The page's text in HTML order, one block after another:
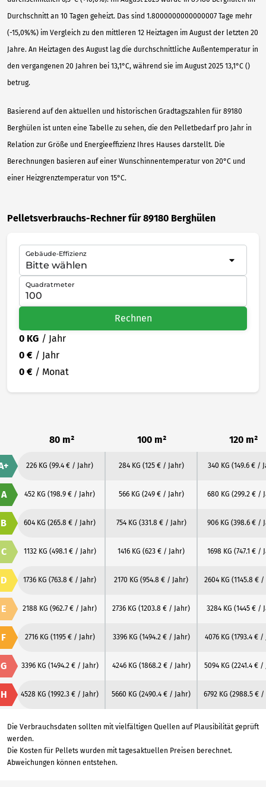
Durchschnitt an 10 Tagen geheizt. Das sind 1.8000000000000007 Tage mehr
(-15,0%%) im Vergleich zu den mittleren 12 Heiztagen im August der letzten 20
Jahre. An Heiztagen des August lag die durchschnittliche Außentemperatur in
den vergangenen 20 Jahren bei 13,1°C, während sie im August 2025 13,1°C ()
betrug.
Basierend auf den aktuellen und historischen Gradtagszahlen für 89180
Berghülen ist unten eine Tabelle zu sehen, die den Pelletbedarf pro Jahr in
Relation zur Größe und Energieeffizienz Ihres Hauses darstellt. Die
Berechnungen basieren auf einer Wunschinnentemperatur von 20°C und
einer Heizgrenztemperatur von 15°C.
Pelletsverbrauchs-Rechner für 89180 Berghülen
Gebäude-Effizienz
Quadratmeter
Rechnen
0 KG / Jahr
0 € / Jahr
0 € / Monat
80 m² 100 m² 120 m²
226 KG (99.4 € / Jahr) 284 KG (125 € / Jahr) 340 KG (149.6 € /
A 452 KG (198.9 € / Jahr) 566 KG (249 € / Jahr) 680 KG (299.2 € /
B 604 KG (265.8 € / Jahr) 754 KG (331.8 € / Jahr) 906 KG (398.6 € /
C 1132 KG (498.1 € / Jahr) 1416 KG (623 € / Jahr) 1698 KG (747.1 € /
D 1736 KG (763.8 € / Jahr) 2170 KG (954.8 € / Jahr) 2604 KG (1145.8 € /
E 2188 KG (962.7 € / Jahr) 2736 KG (1203.8 € / Jahr) 3284 KG (1445 € /
F 2716 KG (1195 € / Jahr) 3396 KG (1494.2 € / Jahr) 4076 KG (1793.4 € /
G 3396 KG (1494.2 € / Jahr) 4246 KG (1868.2 € / Jahr) 5094 KG (2241.4 € /
H 4528 KG (1992.3 € / Jahr) 5660 KG (2490.4 € / Jahr) 6792 KG (2988.5 € /
Die Verbrauchsdaten sollten mit vielfältigen Quellen auf Plausibilität geprüft
werden.
Die Kosten für Pellets wurden mit tagesaktuellen Preisen berechnet.
Abweichungen können entstehen.